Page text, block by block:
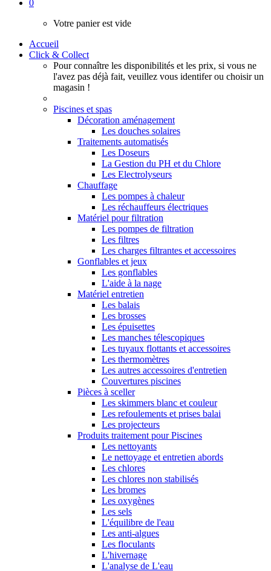
0
Votre panier est vide
Accueil
Click & Collect
Pour connaître les disponibilités et les prix, si vous ne
l'avez pas déjà fait, veuillez vous identifer ou choisir un
magasin !
Piscines et spas
Décoration aménagement
Les douches solaires
Traitements automatisés
Les Doseurs
La Gestion du PH et du Chlore
Les Electrolyseurs
Chauffage
Les pompes à chaleur
Les réchauffeurs électriques
Matériel pour filtration
Les pompes de filtration
Les filtres
Les charges filtrantes et accessoires
Gonflables et jeux
Les gonflables
L'aide à la nage
Matériel entretien
Les balais
Les brosses
Les épuisettes
Les manches télescopiques
Les tuyaux flottants et accessoires
Les thermomètres
Les autres accessoires d'entretien
Couvertures piscines
Pièces à sceller
Les skimmers blanc et couleur
Les refoulements et prises balai
Les projecteurs
Produits traitement pour Piscines
Les nettoyants
Le nettoyage et entretien abords
Les chlores
Les chlores non stabilisés
Les bromes
Les oxygènes
Les sels
L'équilibre de l'eau
Les anti-algues
Les floculants
L'hivernage
L'analyse de L'eau